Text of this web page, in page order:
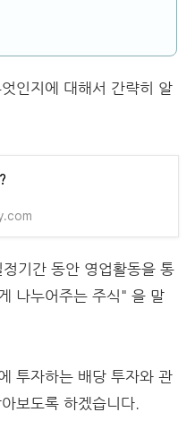
인지에 대해서 간략히 알
기간 동안 영업활동을 통
나누어주는 주식" 을 말
투자하는 배당 투자와 관
보도록 하겠습니다.